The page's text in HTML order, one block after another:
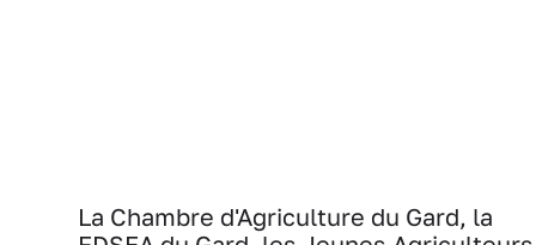
La Chambre d'Agriculture du Gard, la